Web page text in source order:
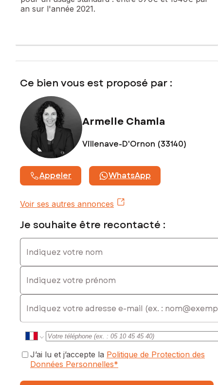
Prix de vente : 299 000 €
0618998664, E-mail : armelle.chamla@safti.fr - EI - Agent
an sur l'année 2021.
Ce bien vous est proposé par :
Armelle Chamla
Villenave-D'Ornon (33140)
Appeler WhatsApp
Voir ses autres annonces
Je souhaite être recontacté :
Indiquez votre nom
Indiquez votre prénom
E-mail
J’ai lu et j’accepte la Politique de Protection des
Données Personnelles*